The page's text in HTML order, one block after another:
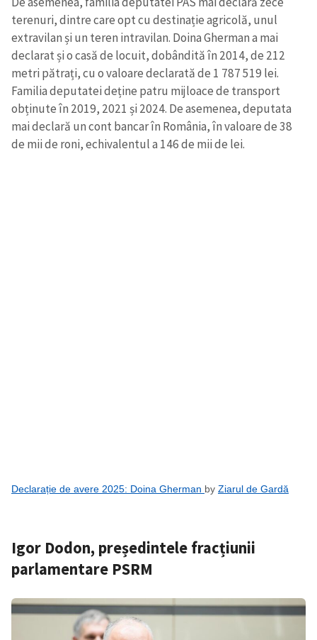
in English
на русском
terenuri, dintre care opt cu destinație agricolă, unul
extravilan și un teren intravilan. Doina Gherman a mai
declarat și o casă de locuit, dobândită în 2014, de 212
metri pătrați, cu o valoare declarată de 1 787 519 lei.
Familia deputatei deține patru mijloace de transport
obținute în 2019, 2021 și 2024. De asemenea, deputata
mai declară un cont bancar în România, în valoare de 38
de mii de roni, echivalentul a 146 de mii de lei.
Declarație de avere 2025: Doina Gherman by Ziarul de Gardă
Igor Dodon, președintele fracțiunii
parlamentare PSRM